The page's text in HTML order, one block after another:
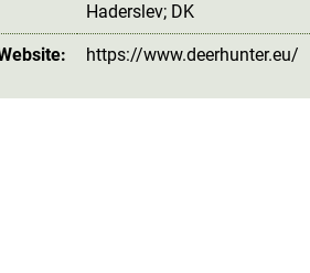
Haderslev; DK
https://www.deerhunter.eu/